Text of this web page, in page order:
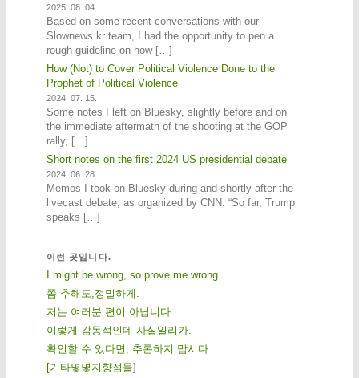
2025. 08. 04.
Based on some recent conversations with our
Slownews.kr team, I had the opportunity to pen a
rough guideline on how […]
How (Not) to Cover Political Violence Done to the
Prophet of Political Violence
2024. 07. 15.
Some notes I left on Bluesky, slightly before and on
the immediate aftermath of the shooting at the GOP
rally, […]
Short notes on the first 2024 US presidential debate
2024. 06. 28.
Memos I took on Bluesky during and shortly after the
livecast debate, as organized by CNN. “So far, Trump
speaks […]
이런 곳입니다.
I might be wrong, so prove me wrong.
쫌 추해도,정밀하게.
저는 여러분 편이 아닙니다.
이렇게 감동적인데 사실일리가.
확인할 수 있다면, 추론하지 맙시다.
[기 타몇 몇 지 향점 들]